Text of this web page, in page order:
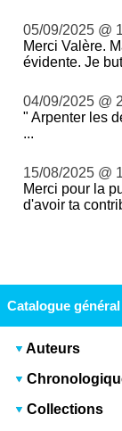
05/09/2025 @
Merci Valère.
évidente. Je
04/09/2025 @
" Arpenter les
...
15/08/2025 @
Merci pour la
d'avoir ta
Catalogue général
Auteurs
Collections